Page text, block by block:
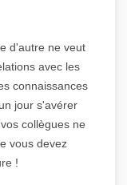
d'autre ne veut
avec les
connaissances
jour s'avérer
collègues ne
vous devez
!